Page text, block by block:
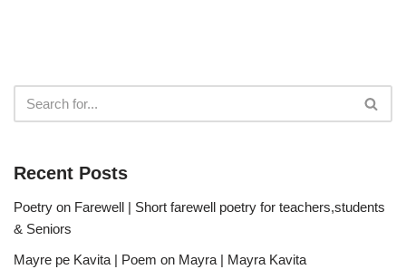
Recent Posts
Poetry on Farewell | Short farewell poetry for teachers,students
& Seniors
Mayre pe Kavita | Poem on Mayra | Mayra Kavita